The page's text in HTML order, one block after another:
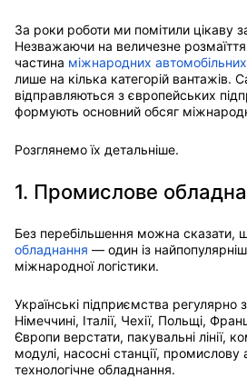
За роки роботи ми помітили цікаву
Незважаючи на величезне розмаїття
частина міжнародних
лише на кілька категорій вантажів.
відправляються з європейських
формують основний обсяг
Розглянемо їх детальніше.
1. Промислове
Без перебільшення можна сказати,
обладнання — один із
міжнародної логістики.
Українські підприємства регулярно
Німеччині, Італії, Чехії, Польщі,
Європи верстати, пакувальні лінії,
модулі, насосні станції,
технологічне обладнання.